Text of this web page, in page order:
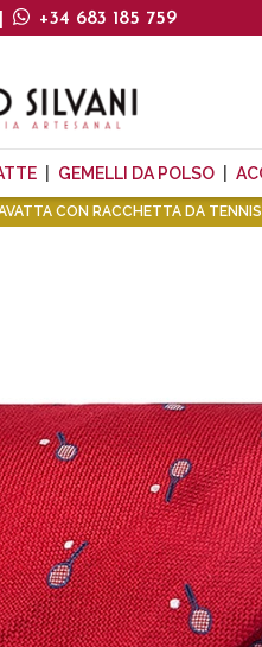
+34 683 185 759
GEMELLI DA POLSO
CON RACCHETTA DA